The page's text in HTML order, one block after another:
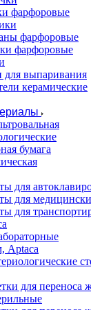
фарфоровые
фарфоровые
фарфоровые
выпаривания
керамические
бумага
для
для
для
Aptaca
для переноса